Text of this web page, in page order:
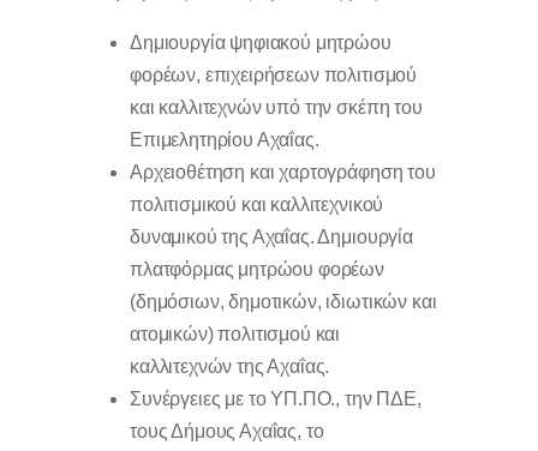
Δημιουργία ψηφιακού μητρώου
φορέων, επιχειρήσεων πολιτισμού
και καλλιτεχνών υπό την σκέπη του
Επιμελητηρίου Αχαΐας.
Αρχειοθέτηση και χαρτογράφηση του
πολιτισμικού και καλλιτεχνικού
δυναμικού της Αχαΐας. Δημιουργία
πλατφόρμας μητρώου φορέων
(δημόσιων, δημοτικών, ιδιωτικών και
ατομικών) πολιτισμού και
καλλιτεχνών της Αχαΐας.
Συνέργειες με το ΥΠ.ΠΟ., την ΠΔΕ,
τους Δήμους Αχαΐας, το